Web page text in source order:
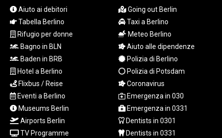
4685.298214
KMF 492.519879
KRW
1629.419037
KWD 0.356776
KYD 0.963357
KZT 541.790653
LAK
26108.739178
103533.143415
LKR 387.749774
LRD 209.899292
Aiuto ai debitori
Tabella Berlino
Rifugio per donne
Bagno in BLN
Baden in BRB
Hotel a Berlino
Flixbus / Reise
Eventi a Berlino
Museums Berlin
Airports Berlin
TV Programme
Going out Berlin
Taxi a Berlino
Meteo Berlino
Aiuto alle dipendenze
Polizia di Berlino
Polizia di Potsdam
Coronavirus
Emergenza in 030
Emergenza in 0331
Dentists in 0301
Dentists in 0331